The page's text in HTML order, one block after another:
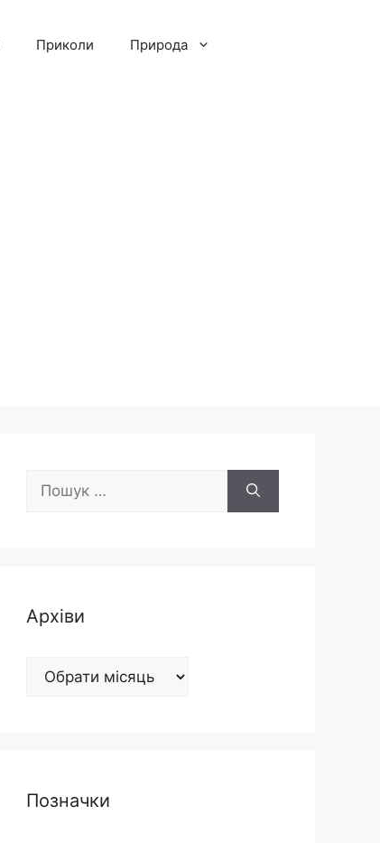
Приколи Природа
Пошук:
Архіви
Архіви
Позначки